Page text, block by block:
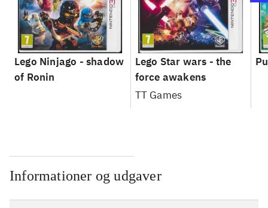
Lego Ninjago - shadow
of Ronin
Lego Star wars - the
force awakens
TT Games
Informationer og udgaver